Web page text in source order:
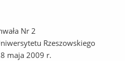
Nr 2
Rzeszowskiego
maja 2009 r.